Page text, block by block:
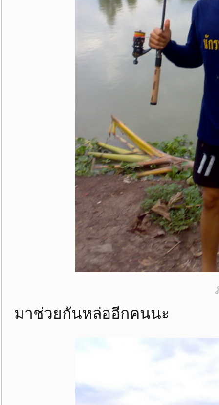
มาช่วยกันหล่ออีกคนนะ